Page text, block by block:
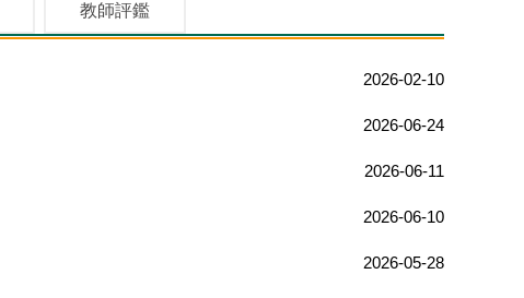
教師評鑑
2026-02-10
2026-06-24
2026-06-11
2026-06-10
2026-05-28